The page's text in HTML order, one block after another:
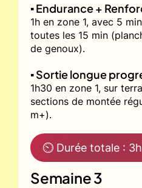
▪️ Endurance +
1h en zone 1, avec 5
toutes les 15 min
de genoux).
▪️ Sortie longue
1h30 en zone 1, sur
sections de montée
m+).
⏲ Durée totale :
Semaine 3